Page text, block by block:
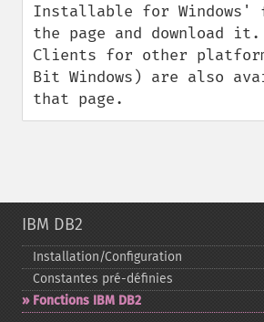
Installable for Windows'
the page and download it.
Clients for other
Bit Windows) are also
that page.
IBM DB2
Installation/Configuration
Constantes pré-​définies
Fonctions IBM DB2